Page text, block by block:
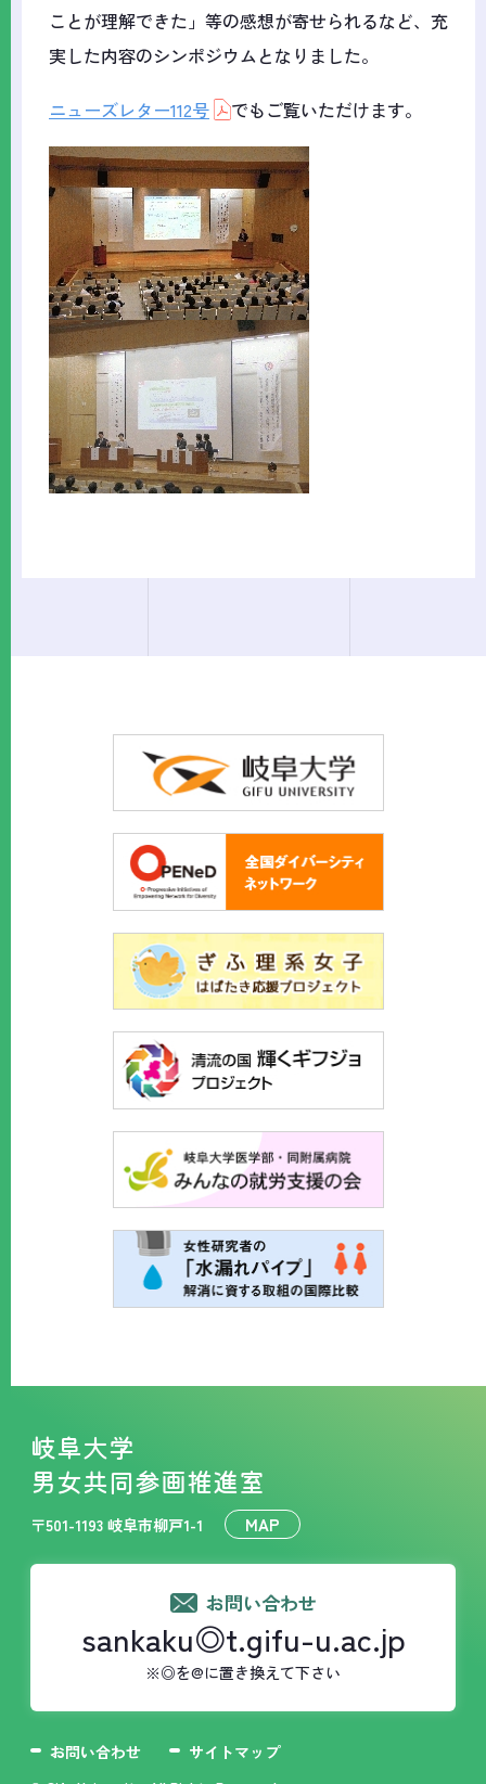
ことが理解できた」等の感想が寄せられるなど、充
実した内容のシンポジウムとなりました。
ニューズレター112号 でもご覧いただけます。
岐阜大学
男女共同参画推進室
〒501-1193 岐阜市柳戸1-1 MAP
お問い合わせ
sankaku◎t.gifu-u.ac.jp
※◎を@に置き換えて下さい
お問い合わせ サイトマップ